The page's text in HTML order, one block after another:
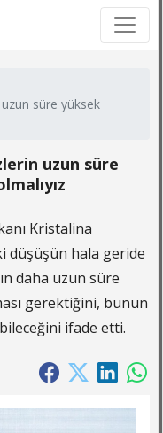
süre yüksek
uzun süre
Kristalina
düşüşün hala geride
daha uzun süre
gerektiğini, bunun
ifade etti.
×
×